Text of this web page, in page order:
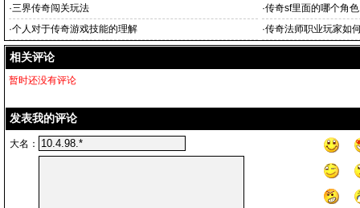
·三界传奇闯关玩法 ·传奇sf里面的哪个角
·个人对于传奇游戏技能的理解 ·传奇法师职业玩家如
相关评论
暂时还没有评论
发表我的评论
大名：